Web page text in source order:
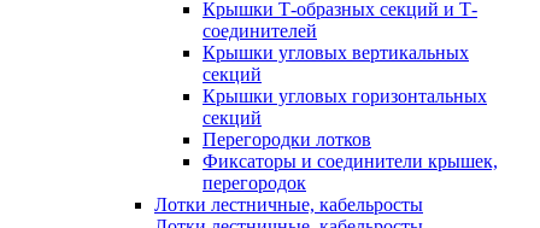
Крышки Т-образных секций и Т-
соединителей
Крышки угловых вертикальных
секций
Крышки угловых горизонтальных
секций
Перегородки лотков
Фиксаторы и соединители крышек,
перегородок
Лотки лестничные, кабельросты